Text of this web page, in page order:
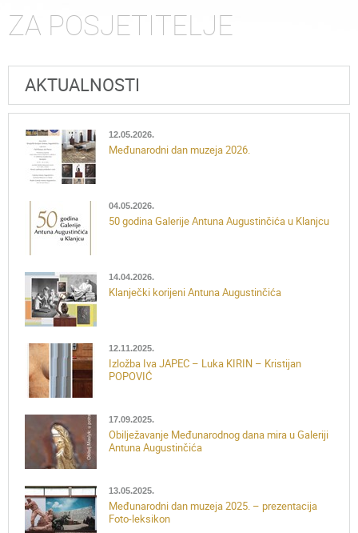
ZA POSJETITELJE
AKTUALNOSTI
12.05.2026.
Međunarodni dan muzeja 2026.
04.05.2026.
50 godina Galerije Antuna Augustinčića u Klanjcu
14.04.2026.
Klanječki korijeni Antuna Augustinčića
12.11.2025.
Izložba Iva JAPEC – Luka KIRIN – Kristijan
POPOVIĆ
17.09.2025.
Obilježavanje Međunarodnog dana mira u Galeriji
Antuna Augustinčića
13.05.2025.
Međunarodni dan muzeja 2025. – prezentacija
Foto-leksikon